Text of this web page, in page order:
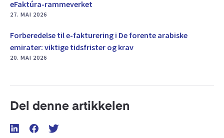
eFaktúra-rammeverket
27. MAI 2026
Forberedelse til e-fakturering i De forente arabiske
emirater: viktige tidsfrister og krav
20. MAI 2026
Del denne artikkelen